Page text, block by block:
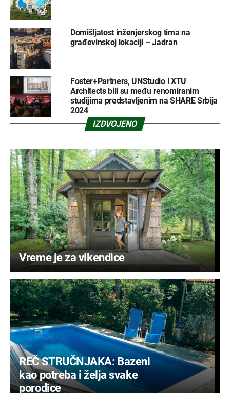
Domišljatost inženjerskog tima na
građevinskoj lokaciji – Jadran
Foster+Partners, UNStudio i XTU
Architects bili su među renomiranim
studijima predstavljenim na SHARE Srbija
2024
IZDVOJENO
Vreme je za vikendice
REČ STRUČNJAKA: Bazeni
kao potreba i želja svake
porodice